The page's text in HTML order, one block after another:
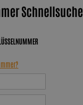
Schnellsuche